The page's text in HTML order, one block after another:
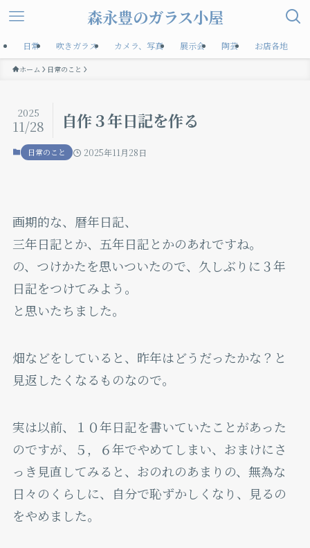
森永豊のガラス小屋
日常 吹きガラス カメラ、写真 展示会 陶芸 お店各地
ホーム 日常のこと
自作３年日記を作る
2025
11/28
日常のこと 2025年11月28日
画期的な、暦年日記、
三年日記とか、五年日記とかのあれですね。
の、つけかたを思いついたので、久しぶりに３年
日記をつけてみよう。
と思いたちました。
畑などをしていると、昨年はどうだったかな？と
見返したくなるものなので。
実は以前、１０年日記を書いていたことがあった
のですが、５，６年でやめてしまい、おまけにさ
っき見直してみると、おのれのあまりの、無為な
日々のくらしに、自分で恥ずかしくなり、見るの
をやめました。